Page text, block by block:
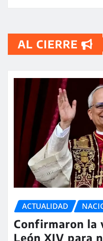
AL CIERRE
ACTUALIDAD
Confirmaron la
León XIV para